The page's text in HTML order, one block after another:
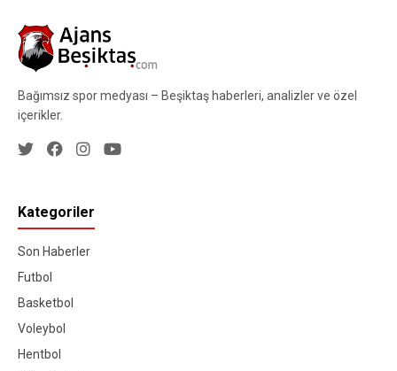
Bağımsız spor medyası – Beşiktaş haberleri, analizler ve özel
içerikler.
Kategoriler
Son Haberler
Futbol
Basketbol
Voleybol
Hentbol